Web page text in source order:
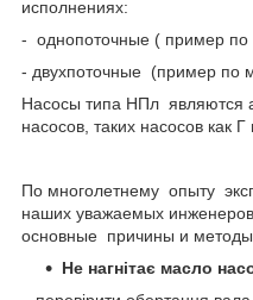
исполнениях:
- однопоточные ( пример по
- двухпоточные (пример по
Насосы типа НПл являются
насосов, таких насосов как Г
По многолетнему опыту
наших уважаемых
основные причины и
Не нагнітає масло